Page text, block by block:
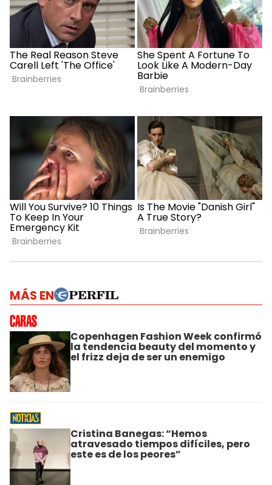
MÁS EN
Copenhagen Fashion Week confirmó
la tendencia beauty del momento y
el frizz deja de ser un enemigo
Cristina Banegas: “Hemos
atravesado tiempos difíciles, pero
este es de los peores”